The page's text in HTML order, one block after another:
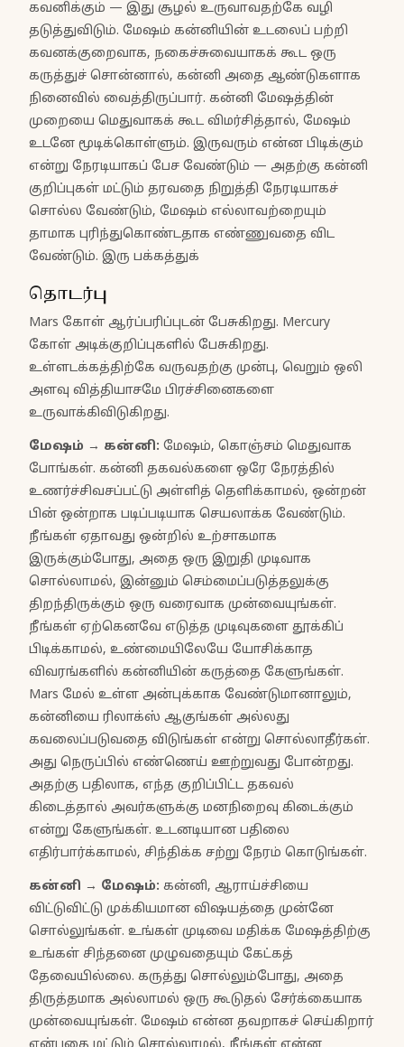
கவனிக்கும் — இது சூழல் உருவாவதற்கே வழி
தடுத்துவிடும். மேஷம் கன்னியின் உடலைப் பற்றி
கவனக்குறைவாக, நகைச்சுவையாகக் கூட ஒரு
கருத்துச் சொன்னால், கன்னி அதை ஆண்டுகளாக
நினைவில் வைத்திருப்பார். கன்னி மேஷத்தின்
முறையை மெதுவாகக் கூட விமர்சித்தால், மேஷம்
உடனே மூடிக்கொள்ளும். இருவரும் என்ன பிடிக்கும்
என்று நேரடியாகப் பேச வேண்டும் — அதற்கு கன்னி
குறிப்புகள் மட்டும் தரவதை நிறுத்தி நேரடியாகச்
சொல்ல வேண்டும், மேஷம் எல்லாவற்றையும்
தாமாக புரிந்துகொண்டதாக எண்ணுவதை விட
வேண்டும். இரு பக்கத்துக்
தொடர்பு
Mars கோள் ஆர்ப்பரிப்புடன் பேசுகிறது. Mercury
கோள் அடிக்குறிப்புகளில் பேசுகிறது.
உள்ளடக்கத்திற்கே வருவதற்கு முன்பு, வெறும் ஒலி
அளவு வித்தியாசமே பிரச்சினைகளை
உருவாக்கிவிடுகிறது.
மேஷம் → கன்னி: மேஷம், கொஞ்சம் மெதுவாக
போங்கள். கன்னி தகவல்களை ஒரே நேரத்தில்
உணர்ச்சிவசப்பட்டு அள்ளித் தெளிக்காமல், ஒன்றன்
பின் ஒன்றாக படிப்படியாக செயலாக்க வேண்டும்.
நீங்கள் ஏதாவது ஒன்றில் உற்சாகமாக
இருக்கும்போது, அதை ஒரு இறுதி முடிவாக
சொல்லாமல், இன்னும் செம்மைப்படுத்தலுக்கு
திறந்திருக்கும் ஒரு வரைவாக முன்வையுங்கள்.
நீங்கள் ஏற்கெனவே எடுத்த முடிவுகளை தூக்கிப்
பிடிக்காமல், உண்மையிலேயே யோசிக்காத
விவரங்களில் கன்னியின் கருத்தை கேளுங்கள்.
Mars மேல் உள்ள அன்புக்காக வேண்டுமானாலும்,
கன்னியை ரிலாக்ஸ் ஆகுங்கள் அல்லது
கவலைப்படுவதை விடுங்கள் என்று சொல்லாதீர்கள்.
அது நெருப்பில் எண்ணெய் ஊற்றுவது போன்றது.
அதற்கு பதிலாக, எந்த குறிப்பிட்ட தகவல்
கிடைத்தால் அவர்களுக்கு மனநிறைவு கிடைக்கும்
என்று கேளுங்கள். உடனடியான பதிலை
எதிர்பார்க்காமல், சிந்திக்க சற்று நேரம் கொடுங்கள்.
கன்னி → மேஷம்: கன்னி, ஆராய்ச்சியை
விட்டுவிட்டு முக்கியமான விஷயத்தை முன்னே
சொல்லுங்கள். உங்கள் முடிவை மதிக்க மேஷத்திற்கு
உங்கள் சிந்தனை முழுவதையும் கேட்கத்
தேவையில்லை. கருத்து சொல்லும்போது, அதை
திருத்தமாக அல்லாமல் ஒரு கூடுதல் சேர்க்கையாக
முன்வையுங்கள். மேஷம் என்ன தவறாகச் செய்கிறார்